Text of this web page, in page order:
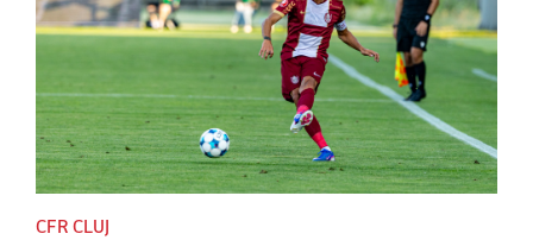
CFR CLUJ